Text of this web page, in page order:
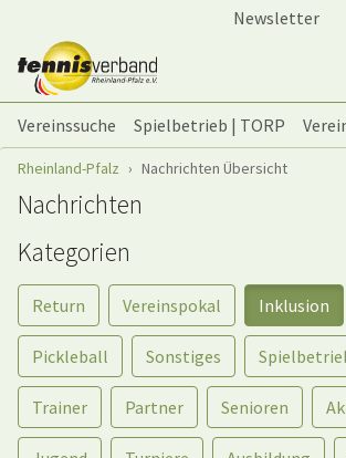
Newsletter
Vereinssuche Spielbetrieb | TORP
Sie sind hier:
Rheinland-Pfalz Nachrichten Übersicht
Nachrichten
Kategorien
Return Vereinspokal Inklusion
Pickleball Sonstiges
Trainer Partner Senioren